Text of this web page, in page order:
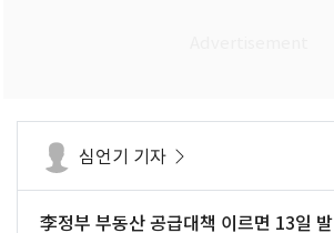
심언기 기자
李정부 부동산 공급대책 이르면 13일 발